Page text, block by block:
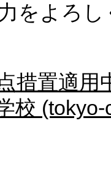
をよろ
措置適
校 (tokyo-